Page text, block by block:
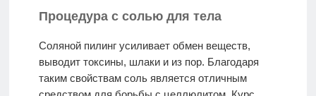
Процедура с солью для тела
Соляной пилинг усиливает обмен веществ,
выводит токсины, шлаки и из пор. Благодаря
таким свойствам соль является отличным